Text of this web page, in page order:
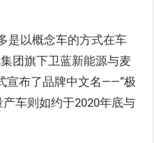
是以概念车的方式在车
团旗下卫蓝新能源与麦
宣布了品牌中文名——“极
车则如约于2020年底与